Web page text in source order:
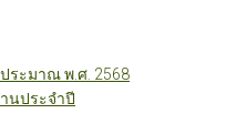
ระมาณ พ.ศ. 2568
นประจำปี